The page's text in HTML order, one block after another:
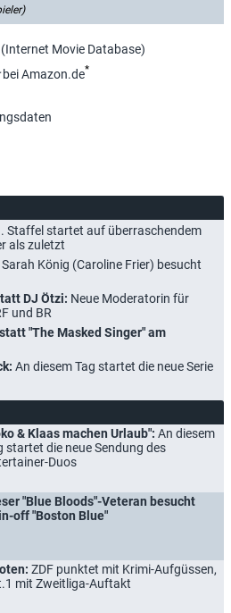
Movie Database)
bei Amazon.de*
Staffel startet auf überraschendem
als zuletzt
Sarah König (Caroline Frier) besucht
DJ Ötzi: Neue Moderatorin für
und BR
"The Masked Singer" am
An diesem Tag startet die neue Serie
& Klaas machen Urlaub": An diesem
startet die neue Sendung des
Duos
"Blue Bloods"-Veteran besucht
off "Boston Blue"
ZDF punktet mit Krimi-Aufgüssen,
mit Zweitliga-Auftakt